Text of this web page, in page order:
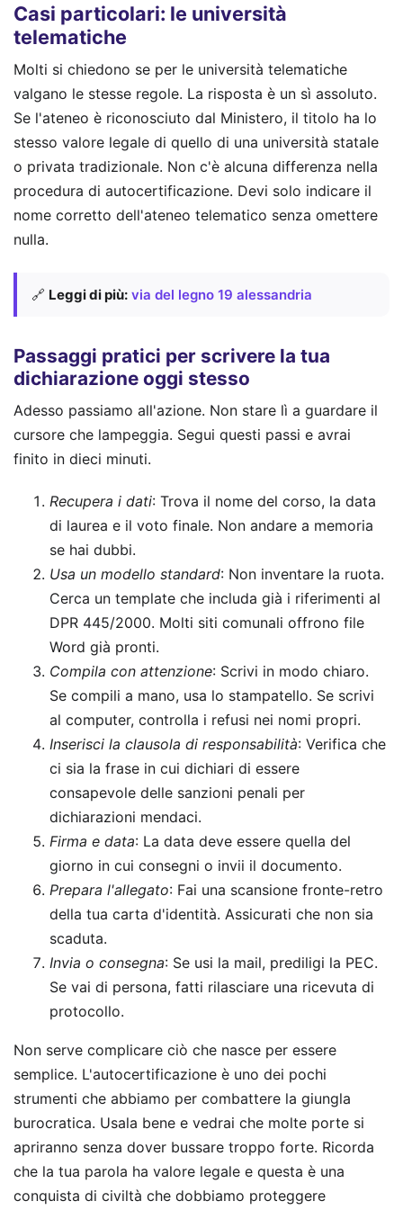
Casi particolari: le università
telematiche
Molti si chiedono se per le università telematiche
valgano le stesse regole. La risposta è un sì assoluto.
Se l'ateneo è riconosciuto dal Ministero, il titolo ha lo
stesso valore legale di quello di una università statale
o privata tradizionale. Non c'è alcuna differenza nella
procedura di autocertificazione. Devi solo indicare il
nome corretto dell'ateneo telematico senza omettere
nulla.
🔗 Leggi di più: via del legno 19 alessandria
Passaggi pratici per scrivere la tua
dichiarazione oggi stesso
Adesso passiamo all'azione. Non stare lì a guardare il
cursore che lampeggia. Segui questi passi e avrai
finito in dieci minuti.
Recupera i dati: Trova il nome del corso, la data
di laurea e il voto finale. Non andare a memoria
se hai dubbi.
Usa un modello standard: Non inventare la ruota.
Cerca un template che includa già i riferimenti al
DPR 445/2000. Molti siti comunali offrono file
Word già pronti.
Compila con attenzione: Scrivi in modo chiaro.
Se compili a mano, usa lo stampatello. Se scrivi
al computer, controlla i refusi nei nomi propri.
Inserisci la clausola di responsabilità: Verifica che
ci sia la frase in cui dichiari di essere
consapevole delle sanzioni penali per
dichiarazioni mendaci.
Firma e data: La data deve essere quella del
giorno in cui consegni o invii il documento.
Prepara l'allegato: Fai una scansione fronte-retro
della tua carta d'identità. Assicurati che non sia
scaduta.
Invia o consegna: Se usi la mail, prediligi la PEC.
Se vai di persona, fatti rilasciare una ricevuta di
protocollo.
Non serve complicare ciò che nasce per essere
semplice. L'autocertificazione è uno dei pochi
strumenti che abbiamo per combattere la giungla
burocratica. Usala bene e vedrai che molte porte si
apriranno senza dover bussare troppo forte. Ricorda
che la tua parola ha valore legale e questa è una
conquista di civiltà che dobbiamo proteggere